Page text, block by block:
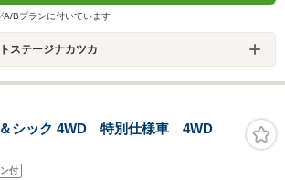
A/Bプランに付いています
ステージナカツカ
シック 4WD 特別仕様車 4WD
付